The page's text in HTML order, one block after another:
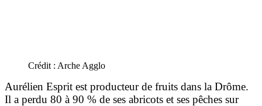
Crédit : Arche Agglo
Aurélien Esprit est producteur de fruits dans la Drôme.
Il a perdu 80 à 90 % de ses abricots et ses pêches sur